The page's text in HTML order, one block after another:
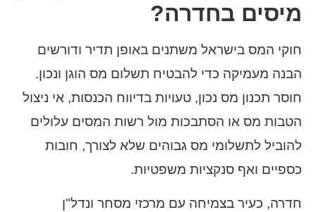
מיסים בחדרה?
חוקי המס בישראל משתנים באופן תדיר ודורשים
הבנה מעמיקה כדי להבטיח תשלום מס הוגן ונכון.
חוסר תכנון מס נכון, טעויות בדיווח הכנסות, אי ניצול
הטבות מס או הסתבכות מול רשות המסים עלולים
להוביל לתשלומי מס גבוהים שלא לצורך, חובות
כספיים ואף סנקציות משפטיות.
חדרה, כעיר בצמיחה עם מרכזי מסחר ונדל"ן